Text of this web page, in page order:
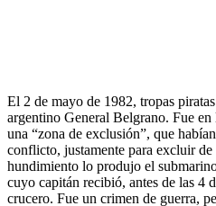
El 2 de mayo de 1982, tropas
argentino General Belgrano. Fue
una “zona de exclusión”, que
conflicto, justamente para excluir
hundimiento lo produjo el
cuyo capitán recibió, antes de las 4
crucero. Fue un crimen de guerra,